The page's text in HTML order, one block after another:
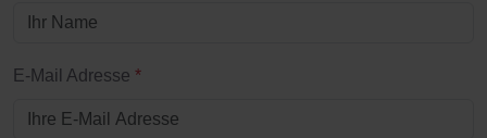
E-Mail Adresse *